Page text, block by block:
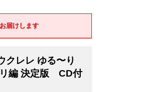
届けします
クレレ ゆる〜り
リ編 決定版 CD付